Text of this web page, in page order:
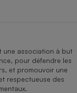
une association à but
pour défendre les
et promouvoir une
respectueuse des